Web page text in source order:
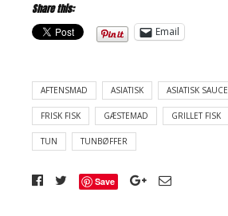
Share this:
Email
AFTENSMAD ASIATISK ASIATISK SAUCE
FRISK FISK GÆSTEMAD GRILLET FISK
TUN TUNBØFFER
Save